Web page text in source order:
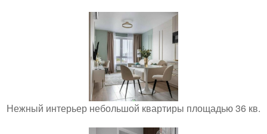
Нежный интерьер небольшой квартиры площадью 36 кв.